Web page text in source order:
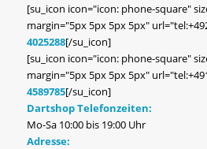
[su_icon icon="icon: phone-square"
margin="5px 5px 5px 5px"
4025288[/su_icon]
[su_icon icon="icon: phone-square"
margin="5px 5px 5px 5px"
4589785[/su_icon]
Dartshop Telefonzeiten:
Mo-Sa 10:00 bis 19:00 Uhr
Adresse: